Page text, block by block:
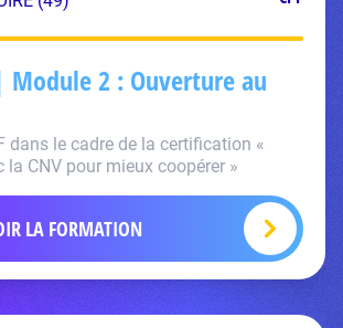
Module 2 : Ouverture au
dans le cadre de la certification «
la CNV pour mieux coopérer »
LA FORMATION